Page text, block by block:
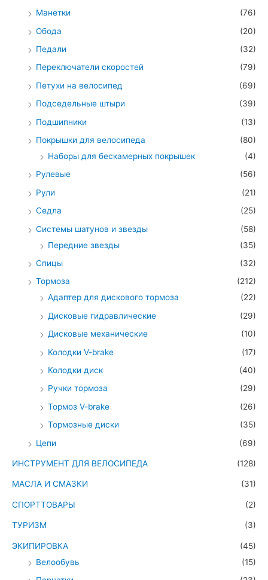
Манетки
(76)
Обода
(20)
Педали
(32)
Переключатели скоростей
(79)
Петухи на велосипед
(69)
Подседельные штыри
(39)
Подшипники
(13)
Покрышки для велосипеда
(80)
Наборы для бескамерных покрышек
(4)
Рулевые
(56)
Рули
(21)
Седла
(25)
Системы шатунов и звезды
(58)
Передние звезды
(35)
Спицы
(32)
Тормоза
(212)
Адаптер для дискового тормоза
(22)
Дисковые гидравлические
(29)
Дисковые механические
(10)
Колодки V-brake
(17)
Колодки диск
(40)
Ручки тормоза
(29)
Тормоз V-brake
(26)
Тормозные диски
(35)
Цепи
(69)
ИНСТРУМЕНТ ДЛЯ ВЕЛОСИПЕДА (128)
МАСЛА И СМАЗКИ (31)
СПОРТТОВАРЫ (2)
ТУРИЗМ (3)
ЭКИПИРОВКА
(45)
Велообувь
(15)